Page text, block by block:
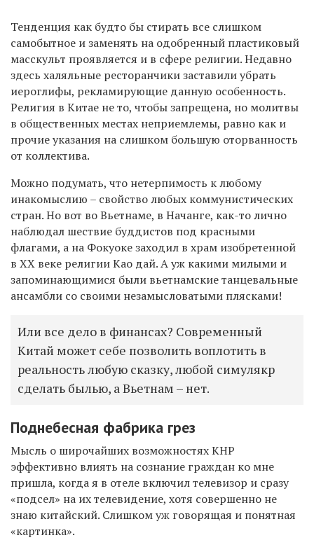
Тенденция как будто бы стирать все слишком
самобытное и заменять на одобренный пластиковый
масскульт проявляется и в сфере религии. Недавно
здесь халяльные ресторанчики заставили убрать
иероглифы, рекламирующие данную особенность.
Религия в Китае не то, чтобы запрещена, но молитвы
в общественных местах неприемлемы, равно как и
прочие указания на слишком большую оторванность
от коллектива.
Можно подумать, что нетерпимость к любому
инакомыслию – свойство любых коммунистических
стран. Но вот во Вьетнаме, в Начанге, как-толично
наблюдал шествие буддистов под красными
флагами, а на Фокуоке заходил в храм изобретенной
в ХХ веке религии Као дай. А уж какими милыми и
запоминающимися были вьетнамские танцевальные
ансамбли со своими незамысловатыми плясками!
Или все дело в финансах? Современный
Китай может себе позволить воплотить в
реальность любую сказку, любой симулякр
сделать былью, а Вьетнам – нет.
Поднебесная фабрика грез
Мысль о широчайших возможностях КНР
эффективно влиять на сознание граждан ко мне
пришла, когда я в отеле включил телевизор и сразу
«подсел» на их телевидение, хотя совершенно не
знаю китайский. Слишком уж говорящая и понятная
«картинка».